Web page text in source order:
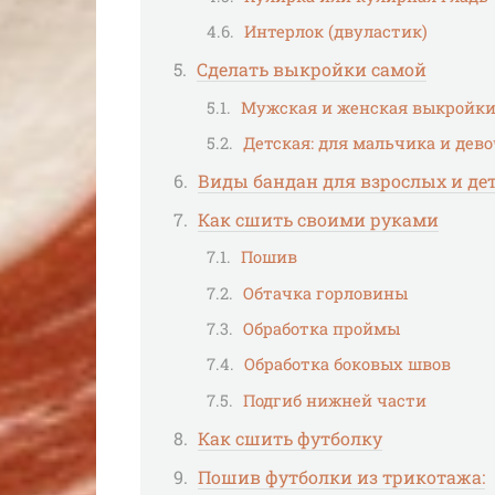
Интерлок (двуластик)
Сделать выкройки самой
Мужская и женская выкройки
Детская: для мальчика и
Виды бандан для взрослых и
Как сшить своими руками
Пошив
Обтачка горловины
Обработка проймы
Обработка боковых швов
Подгиб нижней части
Как сшить футболку
Пошив футболки из трикотажа: